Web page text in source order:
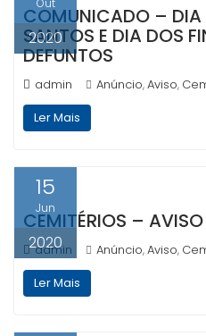
Out
2020
COMUNICADO – DIA
SANTOS E DIA DOS
DEFUNTOS
admin Anúncio,Aviso,
Ler Mais
15
Jun
2020
CEMITÉRIOS –
admin Anúncio,Aviso,
Ler Mais